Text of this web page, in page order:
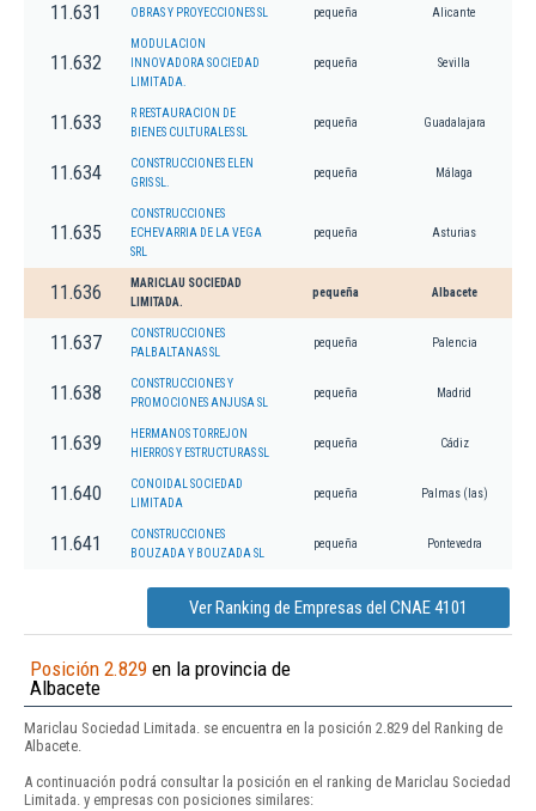
11.631 OBRAS Y PROYECCIONES SL pequeña Alicante
11.632
MODULACION
INNOVADORA SOCIEDAD
LIMITADA.
pequeña Sevilla
11.633
R RESTAURACION DE
BIENES CULTURALES SL
pequeña Guadalajara
11.634
CONSTRUCCIONES ELEN
GRIS SL.
pequeña Málaga
11.635
CONSTRUCCIONES
ECHEVARRIA DE LA VEGA
SRL
pequeña Asturias
11.636
MARICLAU SOCIEDAD
LIMITADA.
pequeña Albacete
11.637
CONSTRUCCIONES
PALBALTANAS SL
pequeña Palencia
11.638
CONSTRUCCIONES Y
PROMOCIONES ANJUSA SL
pequeña Madrid
11.639
HERMANOS TORREJON
HIERROS Y ESTRUCTURAS SL
pequeña Cádiz
11.640
CONOIDAL SOCIEDAD
LIMITADA
pequeña Palmas (las)
11.641
CONSTRUCCIONES
BOUZADA Y BOUZADA SL
pequeña Pontevedra
Ver Ranking de Empresas del CNAE 4101
Posición 2.829 en la provincia de
Albacete
Mariclau Sociedad Limitada. se encuentra en la posición 2.829 del Ranking de
Albacete.
A continuación podrá consultar la posición en el ranking de Mariclau Sociedad
Limitada. y empresas con posiciones similares: